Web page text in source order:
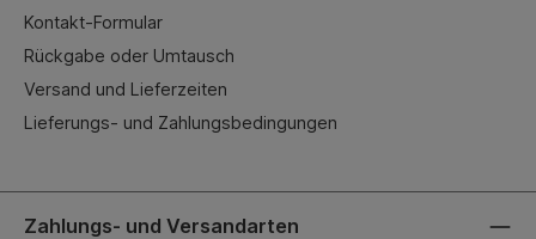
Kontakt-Formular
Rückgabe oder Umtausch
Versand und Lieferzeiten
Lieferungs- und Zahlungsbedingungen
Zahlungs- und Versandarten